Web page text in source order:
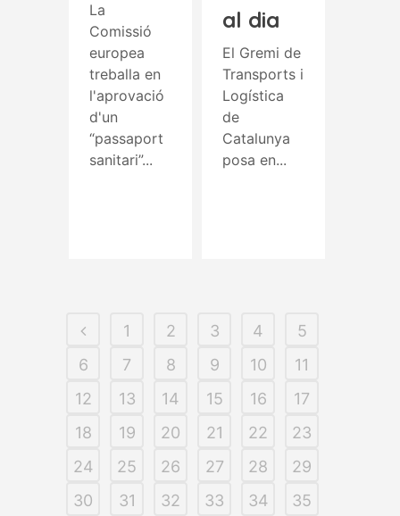
La
Comissió
europea
treballa en
l'aprovació
d'un
“passaport
sanitari”...
al dia
El Gremi de
Transports i
Logística
de
Catalunya
posa en...
1 2 3 4
5
6
7 8 9 10
11
12
13 14 15 16
17
18
19 20 21 22
23
24
25 26 27 28
29
30
31 32 33 34 35